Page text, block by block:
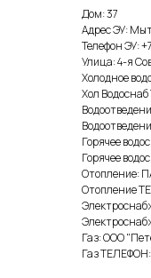
Дом: 37
Адрес ЭУ:
Телефон ЭУ:
Улица: 4-я
Холодное
Хол
Горячее
Горячее
Отопление:
Отопление
Газ: ООО
Газ